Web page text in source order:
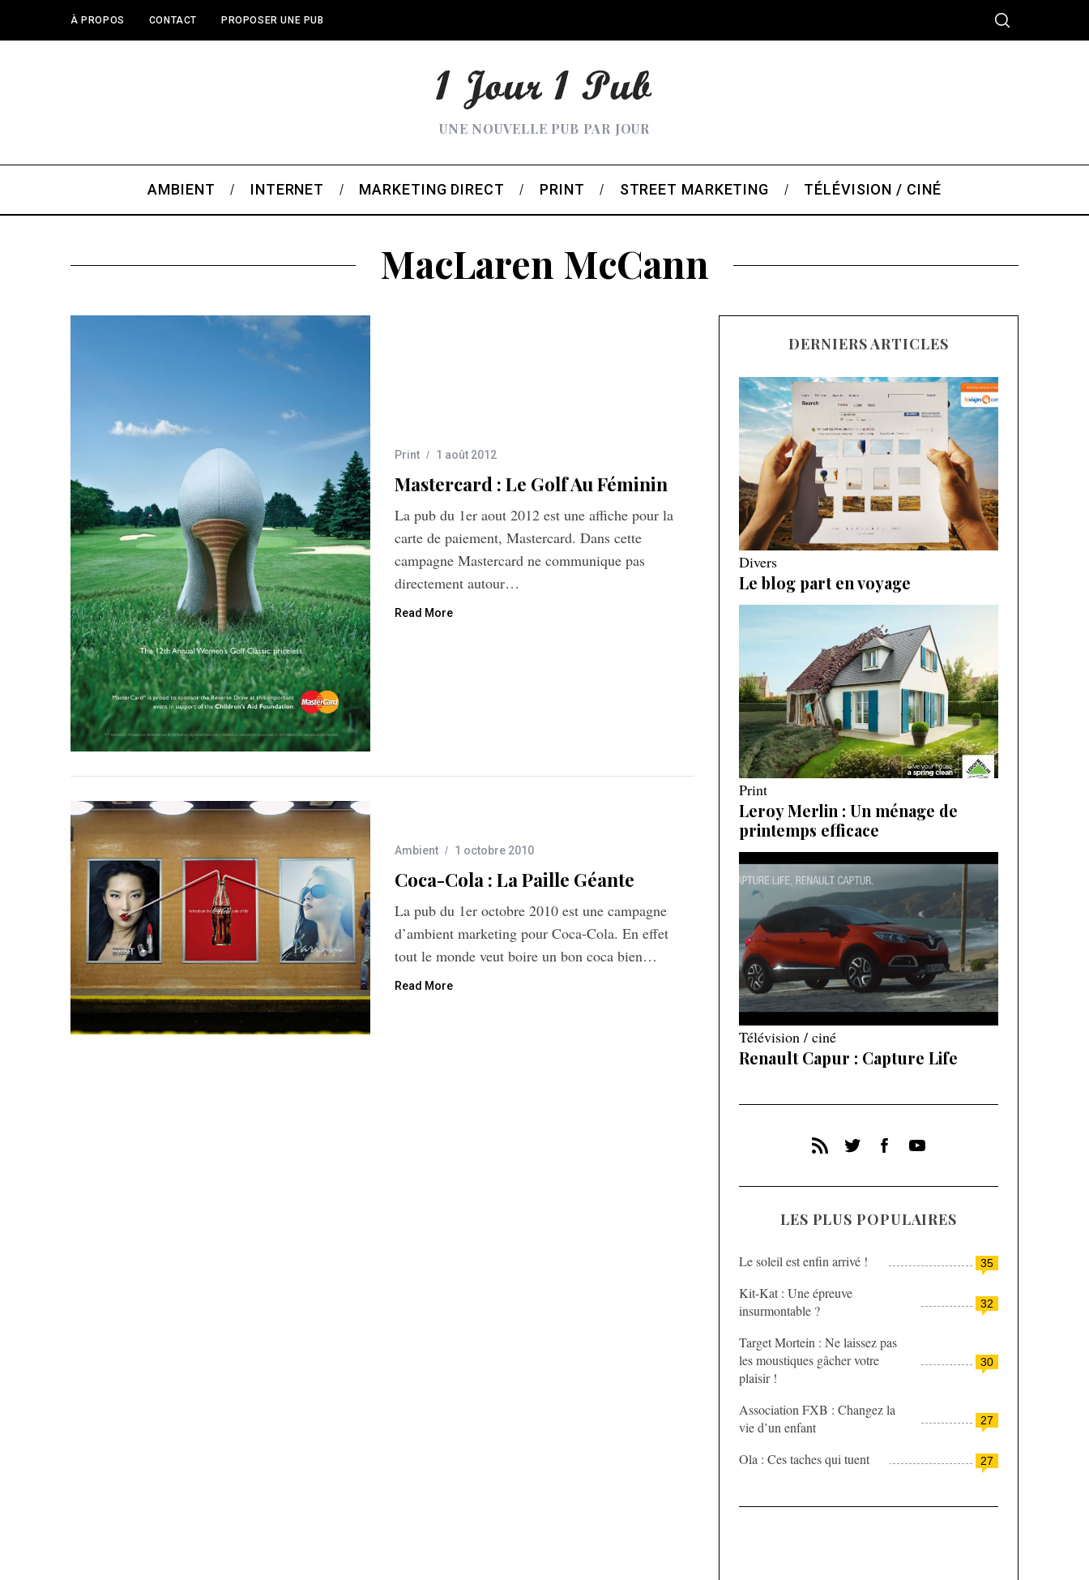
À PROPOS CONTACT PROPOSER UNE PUB
UNE NOUVELLE PUB PAR JOUR
AMBIENT INTERNET MARKETING DIRECT PRINT STREET MARKETING TÉLÉVISION / CINÉ
MacLaren McCann
Print 1 août 2012
Mastercard : Le Golf Au Féminin
La pub du 1er aout 2012 est une affiche pour la
carte de paiement, Mastercard. Dans cette
campagne Mastercard ne communique pas
directement autour…
Read More
Ambient 1 octobre 2010
Coca-Cola : La Paille Géante
La pub du 1er octobre 2010 est une campagne
d’ambient marketing pour Coca-Cola. En effet
tout le monde veut boire un bon coca bien…
Read More
DERNIERS ARTICLES
Divers
Le blog part en voyage
Print
Leroy Merlin : Un ménage de
printemps efficace
Télévision / ciné
Renault Capur : Capture Life
LES PLUS POPULAIRES
35
Le soleil est enfin arrivé !
32
Kit-Kat : Une épreuve
insurmontable ?
30
Target Mortein : Ne laissez pas
les moustiques gâcher votre
plaisir !
27
Association FXB : Changez la
vie d’un enfant
27
Ola : Ces taches qui tuent